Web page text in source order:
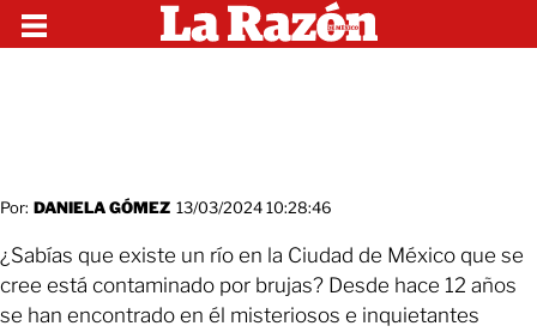
Por: DANIELA GÓMEZ 13/03/2024 10:28:46
¿Sabías que existe un río en la Ciudad de México que se
cree está contaminado por brujas? Desde hace 12 años
se han encontrado en él misteriosos e inquietantes